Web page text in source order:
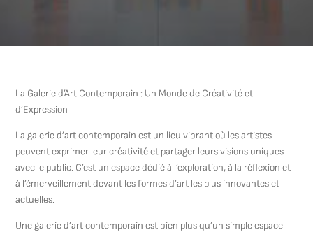
La Galerie d’Art Contemporain : Un Monde de Créativité et
d’Expression
La galerie d’art contemporain est un lieu vibrant où les artistes
peuvent exprimer leur créativité et partager leurs visions uniques
avec le public. C’est un espace dédié à l’exploration, à la réflexion et
à l’émerveillement devant les formes d’art les plus innovantes et
actuelles.
Une galerie d’art contemporain est bien plus qu’un simple espace